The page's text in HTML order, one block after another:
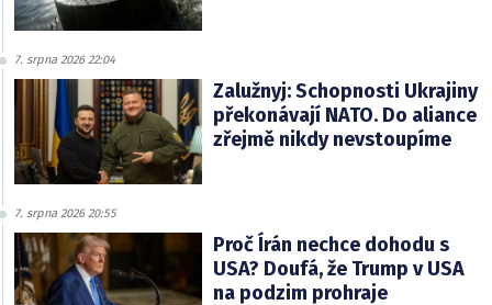
7. srpna 2026 22:04
Zalužnyj: Schopnosti Ukrajiny
překonávají NATO. Do aliance
zřejmě nikdy nevstoupíme
7. srpna 2026 20:55
Proč Írán nechce dohodu s
USA? Doufá, že Trump v USA
na podzim prohraje